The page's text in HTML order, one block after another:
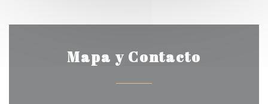
Mapa y Contacto